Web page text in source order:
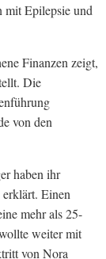
mit Epilepsie und
Finanzen zeigt,
Die
von den
haben ihr
Einen
mehr als 25-
weiter mit
von Nora